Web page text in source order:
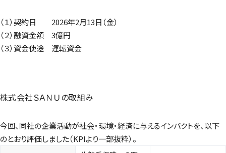
（１）契約日 2026年2月13日（金）
（２）融資金額 3億円
（３）資金使途 運転資金
株式会社ＳＡＮＵの取組み
今回、同社の企業活動が社会・環境・経済に与えるインパクトを、以下
のとおり評価しました（KPIより一部抜粋）。